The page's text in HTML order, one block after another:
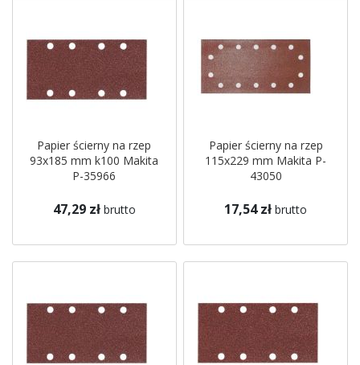
Papier ścierny na rzep
93x185 mm k100 Makita
P-35966
47,29 zł brutto
Papier ścierny na rzep
115x229 mm Makita P-
43050
17,54 zł brutto